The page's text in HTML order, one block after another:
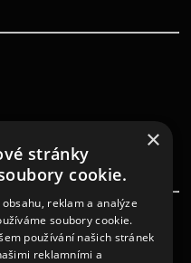
×
stránky
cookie.
reklam a analýze
soubory cookie.
používání našich stránek
reklamními a